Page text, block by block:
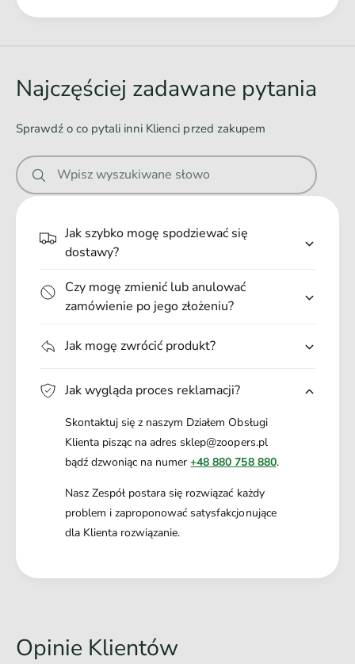
design z pewnością nie pozwoli Ci pozostać niezauważonym
Zalety Smyczy treningowej dla psa:
Wyjątkowa lekkość;
mocny karabińczyk;
łatwa w czyszczeniu;
możliwość prania;
wykonana z wysokiej jakości materiałów;
wyprodukowana w Polsce.
Rozmiar: M
Szerokość taśmy: 2cm
Materiał:taśma polipropylenowa
w
i
e
Najczęściej zadawane pytania
Sprawdź o co pytali inni Klienci przed zakupem
Wpisz wyszukiwane słowo
Jak szybko mogę spodziewać się
dostawy?
Czy mogę zmienić lub anulować
zamówienie po jego złożeniu?
Jak mogę zwrócić produkt?
Jak wygląda proces reklamacji?
Skontaktuj się z naszym Działem Obsługi
Klienta pisząc na adres sklep@zoopers.pl
bądź dzwoniąc na numer+48 880 758 880.
Nasz Zespół postara się rozwiązać każdy
problem i zaproponować satysfakcjonujące
dla Klienta rozwiązanie.
Opinie Klientów